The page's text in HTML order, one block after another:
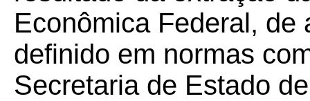
Econômica Federal, de
definido em normas
Secretaria de Estado